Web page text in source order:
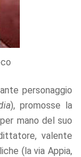
personaggio
), promosse la
mano del suo
valente
(la via Appia,